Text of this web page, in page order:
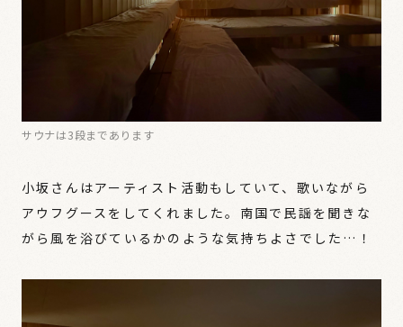
サウナは3段まであります
小坂さんはアーティスト活動もしていて、歌いながら
アウフグースをしてくれました。南国で民謡を聞きな
がら風を浴びているかのような気持ちよさでした…！